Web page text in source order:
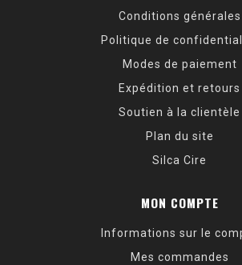
Conditions générales
Politique de
Modes de paiement
Expédition et retours
Soutien à la clientèle
Plan du site
Silca Cire
MON COMPTE
Informations sur le
Mes commandes